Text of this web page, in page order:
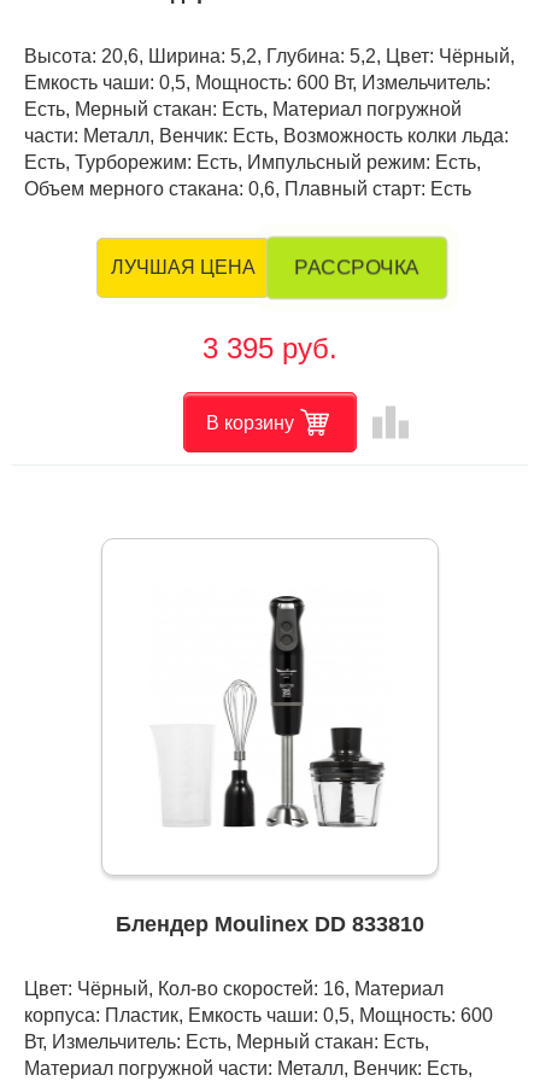
Высота: 20,6, Ширина: 5,2, Глубина: 5,2, Цвет: Чёрный,
Емкость чаши: 0,5, Мощность: 600 Вт, Измельчитель:
Есть, Мерный стакан: Есть, Материал погружной
части: Металл, Венчик: Есть, Возможность колки льда:
Есть, Турборежим: Есть, Импульсный режим: Есть,
Объем мерного стакана: 0,6, Плавный старт: Есть
ЛУЧШАЯ ЦЕНА РАССРОЧКА
3 395 руб.
В корзину leaderboard
Блендер Moulinex DD 833810
Цвет: Чёрный, Кол-во скоростей: 16, Материал
корпуса: Пластик, Емкость чаши: 0,5, Мощность: 600
Вт, Измельчитель: Есть, Мерный стакан: Есть,
Материал погружной части: Металл, Венчик: Есть,